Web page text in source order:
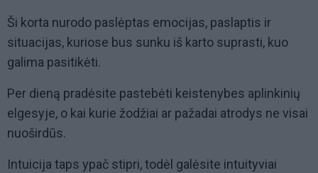
Ši korta nurodo paslėptas emocijas, paslaptis ir
situacijas, kuriose bus sunku iš karto suprasti, kuo
galima pasitikėti.
Per dieną pradėsite pastebėti keistenybes aplinkinių
elgesyje, o kai kurie žodžiai ar pažadai atrodys ne visai
nuoširdūs.
Intuicija taps ypač stipri, todėl galėsite intuityviai